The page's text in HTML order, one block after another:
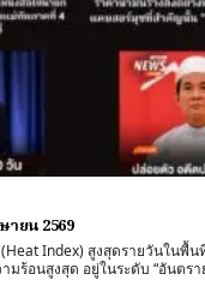
ายน 2569
Index) สูงสุดรายวันในพื้น
มร้อนสูงสุด อยู่ในระดับ “อันตรา